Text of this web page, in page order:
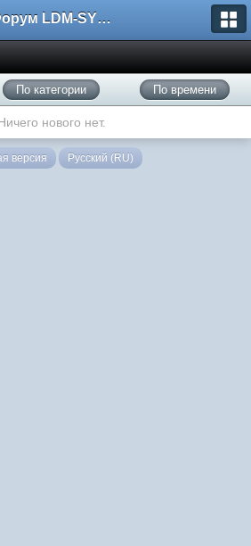
Форум LDM-SYSTEMS
По категории По времени
нового нет.
версия Русский (RU)